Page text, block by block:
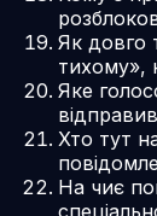
Як довго
тихому»,
Яке
Хто тут
На чиє